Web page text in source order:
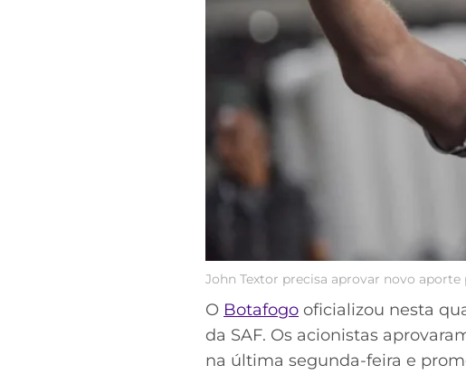
John Textor precisa aprovar novo
O Botafogo oficializou nesta
da SAF. Os acionistas
na última segunda-feira e